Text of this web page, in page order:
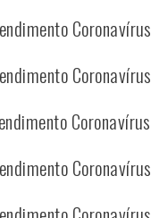
Coronavírus
Coronavírus
Coronavírus
Coronavírus